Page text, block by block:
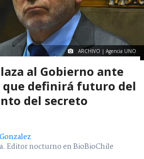
ARCHIVO | Agencia UNO
al Gobierno ante
que definirá futuro del
del secreto
Editor nocturno en BioBioChile